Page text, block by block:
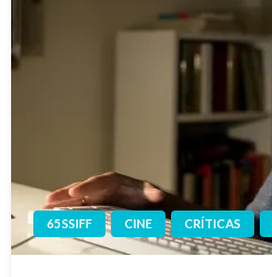
65 SSIFF CINE CRÍTICAS